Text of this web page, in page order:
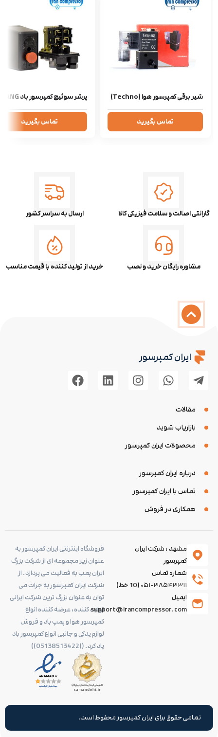
شیر برقی کمپرسور هوا (Techno)
تماس بگیرید
پرشر سوئیچ کمپرسور باد FBANG
تماس بگیرید
گارانتی اصالت و سلامت فیزیکی کالا ارسال به سراسر کشور
مشاوره رایگان خرید و نصب خرید از تولید کننده با قیمت مناسب
درباره ایران کمپرسور
تماس با ایران کمپرسور
همکاری در فروش
مقالات
بازاریاب شوید
محصولات ایران کمپرسور
ایران کمپرسور
فروشگاه اینترنتی ایران کمپرسور به
عنوان زیر مجموعه ای از شرکت بزرگ
ایران پمپ به فعالیت می پردازد. از
شرکت ایران کمپرسور به جرات می
توان به عنوان بزرگ ترین شرکت ایرانی
تولید کننده، عرضه کننده انواع
کمپرسور هوا و پمپ باد و فروش
لوازم یدکی و جانبی انواع کمپرسور باد
یاد کرد. ((05138513422))
مشهد ، شرکت ایران
کمپرسور
شماره تماس
۰۵۱-۳۸۵۴۳۳۱۱ (10 خط)
ایمیل
support@irancompressor.com
تمامی حقوق برای ایران کمپرسور محفوظ است.